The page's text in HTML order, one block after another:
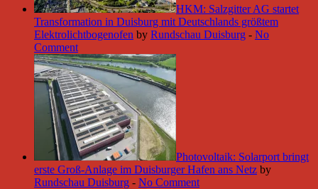
HKM: Salzgitter AG startet
Transformation in Duisburg mit Deutschlands größtem
Elektrolichtbogenofen by Rundschau Duisburg - No
Comment
Photovoltaik: Solarport bringt
erste Groß-Anlage im Duisburger Hafen ans Netz by
Rundschau Duisburg - No Comment